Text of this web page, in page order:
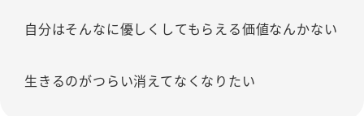
自分はそんなに優しくしてもらえる価値なんかない
生きるのがつらい消えてなくなりたい